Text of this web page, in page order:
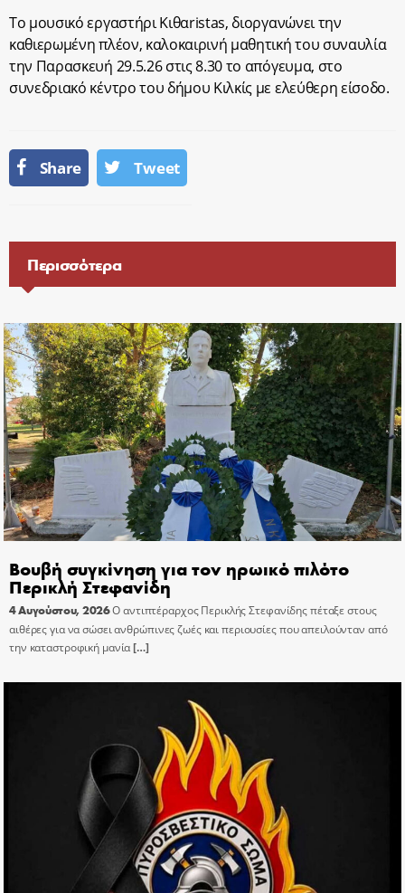
Το μουσικό εργαστήρι Κιθαristas, διοργανώνει την
καθιερωμένη πλέον, καλοκαιρινή μαθητική του συναυλία
την Παρασκευή 29.5.26 στις 8.30 το απόγευμα, στο
συνεδριακό κέντρο του δήμου Κιλκίς με ελεύθερη είσοδο.
Share Tweet
Περισσότερα
Βουβή συγκίνηση για τον ηρωικό πιλότο
Περικλή Στεφανίδη
4 Αυγούστου, 2026Ο αντιπτέραρχος Περικλής Στεφανίδης πέταξε στους
αιθέρες για να σώσει ανθρώπινες ζωές και περιουσίες που απειλούνταν από
την καταστροφική μανία[…]